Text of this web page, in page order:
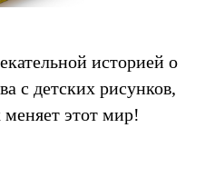
историей о
с детских рисунков,
этот мир!